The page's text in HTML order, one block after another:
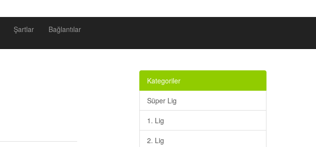
Şartlar Bağlantılar
Kategoriler
Süper Lig
1. Lig
2. Lig